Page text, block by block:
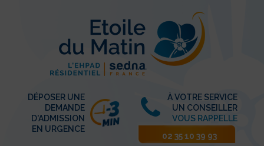
DÉPOSER UNE
DEMANDE
D'ADMISSION
EN URGENCE
À VOTRE SERVICE
UN CONSEILLER
VOUS RAPPELLE
02 35 10 39 93